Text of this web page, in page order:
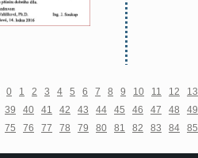
0 1 2 3 4 5 6 7 8 9 10 11 12 13
39 40 41 42 43 44 45 46 47 48 49
75 76 77 78 79 80 81 82 83 84 85